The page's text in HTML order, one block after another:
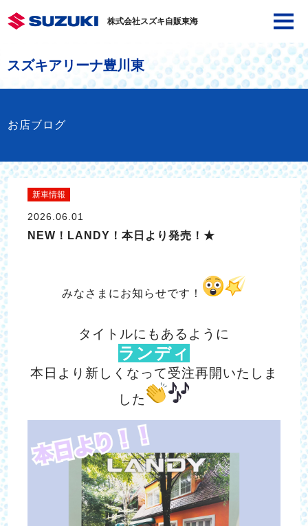
株式会社スズキ自販東海
スズキアリーナ豊川東
お店ブログ
新車情報
2026.06.01
NEW！LANDY！本日より発売！★
みなさまにお知らせです！
タイトルにもあるように
ランディ
本日より新しくなって受注再開いたしま
した